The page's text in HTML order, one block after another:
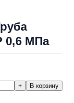
0,6 МПа
+ В корзину